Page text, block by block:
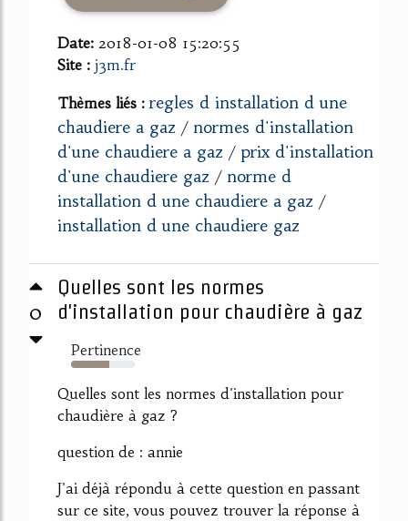
Date: 2018-01-08 15:20:55
Site : j3m.fr
Thèmes liés : regles d installation d une
chaudiere a gaz / normes d'installation
d'une chaudiere a gaz / prix d'installation
d'une chaudiere gaz / norme d
installation d une chaudiere a gaz /
installation d une chaudiere gaz
0
Quelles sont les normes
d'installation pour chaudière à gaz
Pertinence
60%
Quelles sont les normes d'installation pour
chaudière à gaz ?
question de : annie
J'ai déjà répondu à cette question en passant
sur ce site, vous pouvez trouver la réponse à